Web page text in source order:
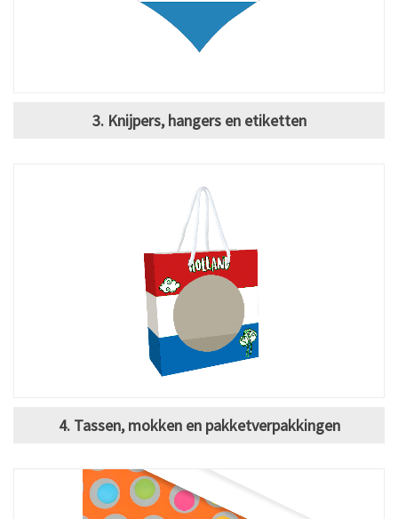
3. Knijpers, hangers en etiketten
4. Tassen, mokken en pakketverpakkingen